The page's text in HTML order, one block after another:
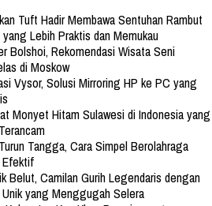
Tuft Hadir Membawa Sentuhan Rambut
yang Lebih Praktis dan Memukau
Bolshoi, Rekomendasi Wisata Seni
di Moskow
Vysor, Solusi Mirroring HP ke PC yang
Monyet Hitam Sulawesi di Indonesia yang
Tangga, Cara Simpel Berolahraga
Belut, Camilan Gurih Legendaris dengan
Unik yang Menggugah Selera